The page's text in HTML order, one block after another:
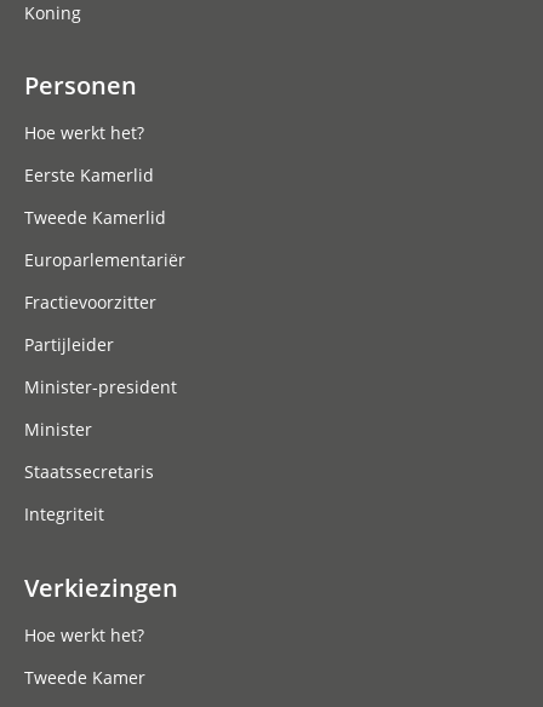
Koning
Personen
Hoe werkt het?
Eerste Kamerlid
Tweede Kamerlid
Europarlementariër
Fractievoorzitter
Partijleider
Minister-president
Minister
Staatssecretaris
Integriteit
Verkiezingen
Hoe werkt het?
Tweede Kamer